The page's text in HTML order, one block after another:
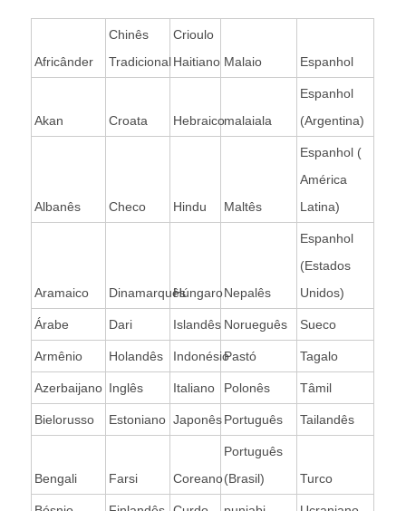
Africânder
Chinês
Tradicional
Crioulo
Haitiano Malaio Espanhol
Akan Croata Hebraicomalaiala
Espanhol
(Argentina)
Albanês Checo Hindu Maltês
Espanhol (
América
Latina)
Aramaico DinamarquêsHúngaroNepalês
Espanhol
(Estados
Unidos)
Árabe Dari Islandês Norueguês Sueco
Armênio Holandês IndonésioPastó Tagalo
Azerbaijano Inglês Italiano Polonês Tâmil
Bielorusso Estoniano JaponêsPortuguês Tailandês
Bengali Farsi Coreano
Português
(Brasil)
Turco